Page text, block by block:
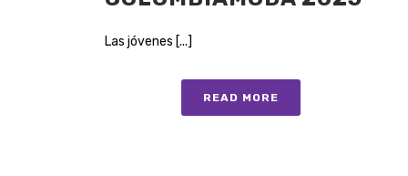
Las jóvenes [...]
READ MORE